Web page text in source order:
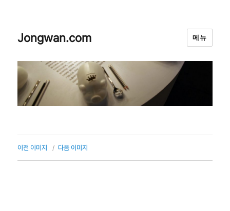
Jongwan.com 메뉴
이전 이미지 다음 이미지